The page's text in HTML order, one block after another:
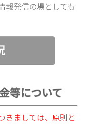
報発信の場としても
等について
きましては、原則と